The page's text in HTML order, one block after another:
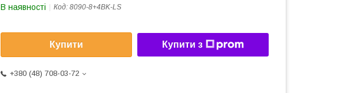
В наявності Код: 8090-8+4BK-LS
Купити Купити з
+380 (48) 708-03-72